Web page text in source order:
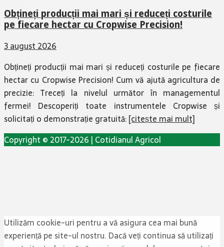
Obțineți producții mai mari și reduceți costurile
pe fiecare hectar cu Cropwise Precision!
3 august 2026
Obțineți producții mai mari și reduceți costurile pe fiecare
hectar cu Cropwise Precision! Cum vă ajută agricultura de
precizie: Treceți la nivelul următor în managementul
fermei! Descoperiți toate instrumentele Cropwise și
solicitați o demonstrație gratuită:[citește mai mult]
Copyright © 2017-2026 | Cotidianul Agricol
Utilizăm cookie-uri pentru a vă asigura cea mai bună
experiență pe site-ul nostru. Dacă veți continua să utilizați